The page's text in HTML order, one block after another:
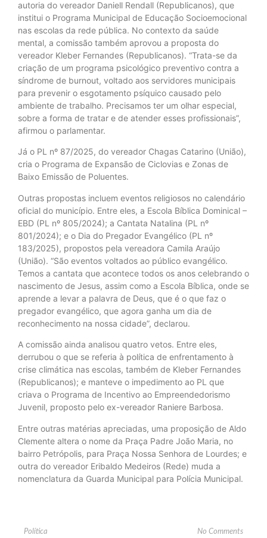
autoria do vereador Daniell Rendall (Republicanos), que
institui o Programa Municipal de Educação Socioemocional
nas escolas da rede pública. No contexto da saúde
mental, a comissão também aprovou a proposta do
vereador Kleber Fernandes (Republicanos). “Trata-se da
criação de um programa psicológico preventivo contra a
síndrome de burnout, voltado aos servidores municipais
para prevenir o esgotamento psíquico causado pelo
ambiente de trabalho. Precisamos ter um olhar especial,
sobre a forma de tratar e de atender esses profissionais”,
afirmou o parlamentar.
Já o PL nº 87/2025, do vereador Chagas Catarino (União),
cria o Programa de Expansão de Ciclovias e Zonas de
Baixo Emissão de Poluentes.
Outras propostas incluem eventos religiosos no calendário
oficial do município. Entre eles, a Escola Bíblica Dominical –
EBD (PL nº 805/2024); a Cantata Natalina (PL nº
801/2024); e o Dia do Pregador Evangélico (PL nº
183/2025), propostos pela vereadora Camila Araújo
(União). “São eventos voltados ao público evangélico.
Temos a cantata que acontece todos os anos celebrando o
nascimento de Jesus, assim como a Escola Bíblica, onde se
aprende a levar a palavra de Deus, que é o que faz o
pregador evangélico, que agora ganha um dia de
reconhecimento na nossa cidade”, declarou.
A comissão ainda analisou quatro vetos. Entre eles,
derrubou o que se referia à política de enfrentamento à
crise climática nas escolas, também de Kleber Fernandes
(Republicanos); e manteve o impedimento ao PL que
criava o Programa de Incentivo ao Empreendedorismo
Juvenil, proposto pelo ex-vereador Raniere Barbosa.
Entre outras matérias apreciadas, uma proposição de Aldo
Clemente altera o nome da Praça Padre João Maria, no
bairro Petrópolis, para Praça Nossa Senhora de Lourdes; e
outra do vereador Eribaldo Medeiros (Rede) muda a
nomenclatura da Guarda Municipal para Polícia Municipal.
Política No Comments